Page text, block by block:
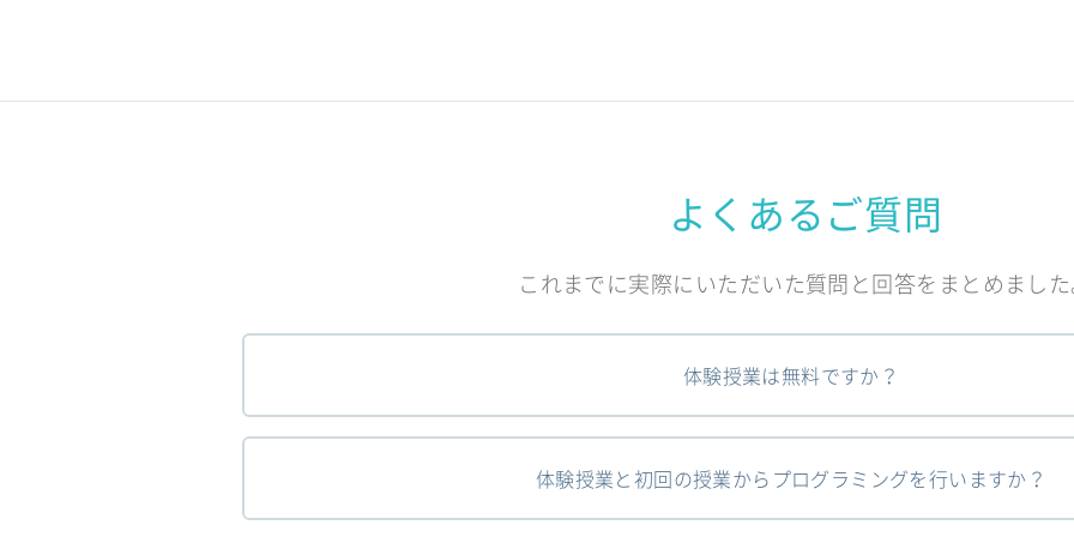
よくあるご質問
これまでに実際にいただいた質問と回答をまとめまし
体験授業は無料ですか？
体験授業と初回の授業からプログラミングを行いますか？